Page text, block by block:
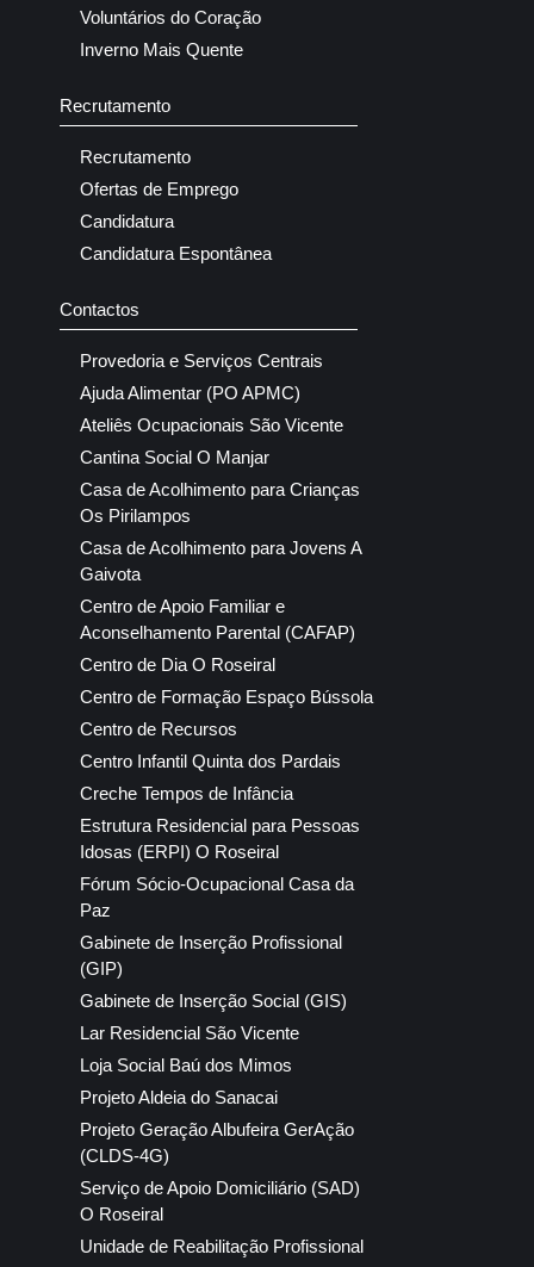
Voluntários do Coração
Inverno Mais Quente
Recrutamento
Recrutamento
Ofertas de Emprego
Candidatura
Candidatura Espontânea
Contactos
Provedoria e Serviços Centrais
Ajuda Alimentar (PO APMC)
Ateliês Ocupacionais São Vicente
Cantina Social O Manjar
Casa de Acolhimento para Crianças
Os Pirilampos
Casa de Acolhimento para Jovens A
Gaivota
Centro de Apoio Familiar e
Aconselhamento Parental (CAFAP)
Centro de Dia O Roseiral
Centro de Formação Espaço Bússola
Centro de Recursos
Centro Infantil Quinta dos Pardais
Creche Tempos de Infância
Estrutura Residencial para Pessoas
Idosas (ERPI) O Roseiral
Fórum Sócio-Ocupacional Casa da
Paz
Gabinete de Inserção Profissional
(GIP)
Gabinete de Inserção Social (GIS)
Lar Residencial São Vicente
Loja Social Baú dos Mimos
Projeto Aldeia do Sanacai
Projeto Geração Albufeira GerAção
(CLDS-4G)
Serviço de Apoio Domiciliário (SAD)
O Roseiral
Unidade de Reabilitação Profissional